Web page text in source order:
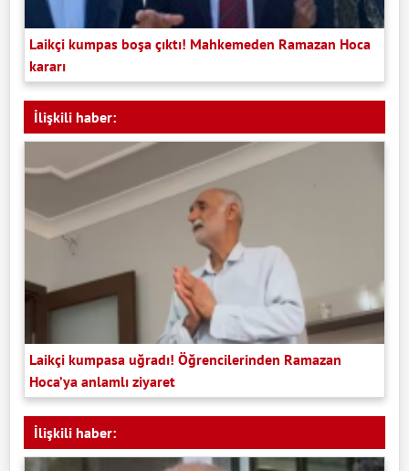
Laikçi kumpas boşa çıktı! Mahkemeden Ramazan Hoca
kararı
İlişkili haber:
Laikçi kumpasa uğradı! Öğrencilerinden Ramazan
Hoca’ya anlamlı ziyaret
İlişkili haber: